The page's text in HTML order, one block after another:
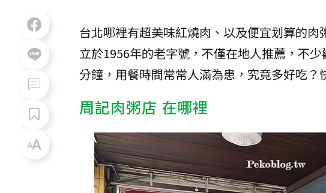
台北哪裡有超美味紅燒肉、以及便宜划算的肉
立於1956年的老字號，不僅在地人推薦，不
分鐘，用餐時間常常人滿為患，究竟多好吃？
周記肉粥店 在哪裡